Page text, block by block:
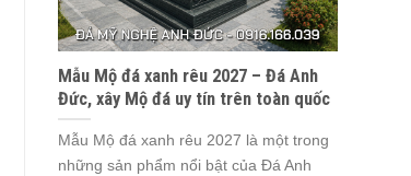
Mẫu Mộ đá xanh rêu 2027 – Đá Anh
Đức, xây Mộ đá uy tín trên toàn quốc
Mẫu Mộ đá xanh rêu 2027 là một trong
những sản phẩm nổi bật của Đá Anh